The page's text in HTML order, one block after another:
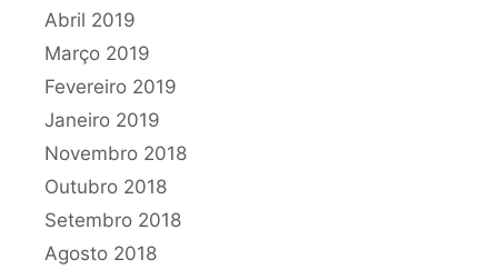
Abril 2019
Março 2019
Fevereiro 2019
Janeiro 2019
Novembro 2018
Outubro 2018
Setembro 2018
Agosto 2018